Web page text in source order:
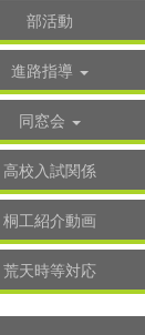
部活動
進路指導
同窓会
高校入試関係
桐工紹介動画
荒天時等対応